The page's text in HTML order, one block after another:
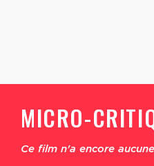
MICRO-
Ce film n'a encore